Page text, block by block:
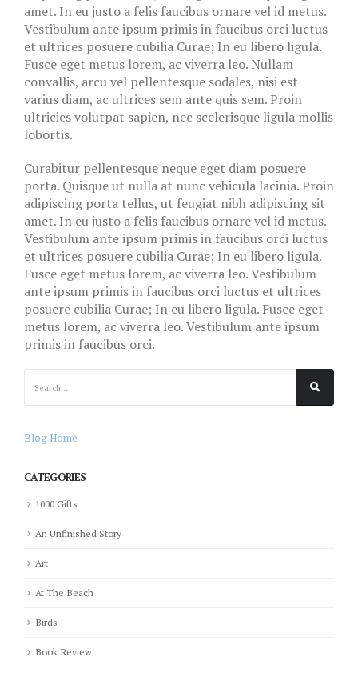
amet. In eu justo a felis faucibus ornare vel id metus.
Vestibulum ante ipsum primis in faucibus orci luctus
et ultrices posuere cubilia Curae; In eu libero ligula.
Fusce eget metus lorem, ac viverra leo. Nullam
convallis, arcu vel pellentesque sodales, nisi est
varius diam, ac ultrices sem ante quis sem. Proin
ultricies volutpat sapien, nec scelerisque ligula mollis
lobortis.
Curabitur pellentesque neque eget diam posuere
porta. Quisque ut nulla at nunc vehicula lacinia. Proin
adipiscing porta tellus, ut feugiat nibh adipiscing sit
amet. In eu justo a felis faucibus ornare vel id metus.
Vestibulum ante ipsum primis in faucibus orci luctus
et ultrices posuere cubilia Curae; In eu libero ligula.
Fusce eget metus lorem, ac viverra leo. Vestibulum
ante ipsum primis in faucibus orci luctus et ultrices
posuere cubilia Curae; In eu libero ligula. Fusce eget
metus lorem, ac viverra leo. Vestibulum ante ipsum
primis in faucibus orci.
Blog Home
CATEGORIES
1000 Gifts
An Unfinished Story
Art
At The Beach
Birds
Book Review